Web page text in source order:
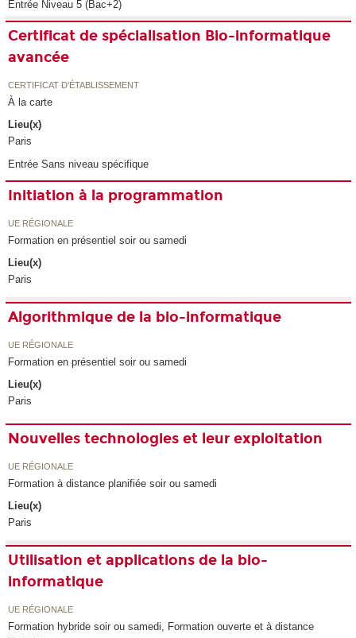
Entrée Niveau 5 (Bac+2)
Certificat de spécialisation Bio-informatique
avancée
CERTIFICAT D'ÉTABLISSEMENT
À la carte
Lieu(x)
Paris
Entrée Sans niveau spécifique
Initiation à la programmation
UE RÉGIONALE
Formation en présentiel soir ou samedi
Lieu(x)
Paris
Algorithmique de la bio-informatique
UE RÉGIONALE
Formation en présentiel soir ou samedi
Lieu(x)
Paris
Nouvelles technologies et leur exploitation
UE RÉGIONALE
Formation à distance planifiée soir ou samedi
Lieu(x)
Paris
Utilisation et applications de la bio-
informatique
UE RÉGIONALE
Formation hybride soir ou samedi, Formation ouverte et à distance